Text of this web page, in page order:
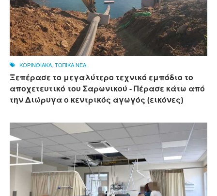
ΚΟΡΙΝΘΙΑΚΑ, ΤΟΠΙΚΑ ΝΕΑ
Ξεπέρασε το μεγαλύτερο τεχνικό εμπόδιο το
αποχετευτικό του Σαρωνικού - Πέρασε κάτω από
την Διώρυγα ο κεντρικός αγωγός (εικόνες)